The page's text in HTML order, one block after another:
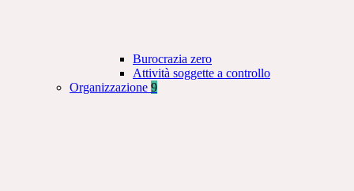
Burocrazia zero
Attività soggette a controllo
Organizzazione 9